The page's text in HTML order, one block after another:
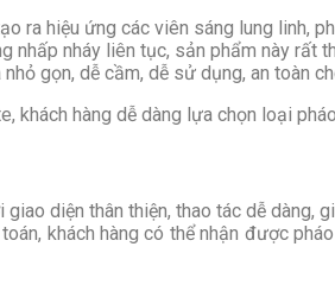
ra hiệu ứng các viên sáng lung linh,
nhấp nháy liên tục, sản phẩm này
nhỏ gọn, dễ cầm, dễ sử dụng, an toàn
hàng dễ dàng lựa chọn loại
diện thân thiện, thao tác dễ dàng,
khách hàng có thể nhận được